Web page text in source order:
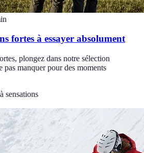
fortes à essayer absolument
plongez dans notre sélection
pas manquer pour des moments
sensations